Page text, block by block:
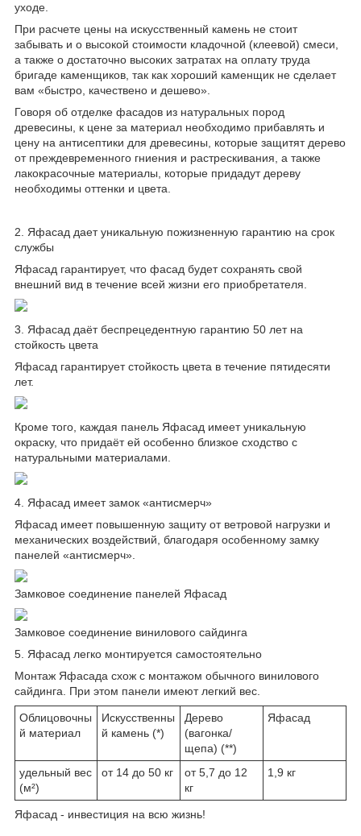
уходе.
При расчете цены на искусственный камень не стоит
забывать и о высокой стоимости кладочной (клеевой) смеси,
а также о достаточно высоких затратах на оплату труда
бригаде каменщиков, так как хороший каменщик не сделает
вам «быстро, качествено и дешево».
Говоря об отделке фасадов из натуральных пород
древесины, к цене за материал необходимо прибавлять и
цену на антисептики для древесины, которые защитят дерево
от преждевременного гниения и растрескивания, а также
лакокрасочные материалы, которые придадут дереву
необходимы оттенки и цвета.
2. Яфасад дает уникальную пожизненную гарантию на срок
службы
Яфасад гарантирует, что фасад будет сохранять свой
внешний вид в течение всей жизни его приобретателя.
3. Яфасад даёт беспрецедентную гарантию 50 лет на
стойкость цвета
Яфасад гарантирует стойкость цвета в течение пятидесяти
лет.
Кроме того, каждая панель Яфасад имеет уникальную
окраску, что придаёт ей особенно близкое сходство с
натуральными материалами.
4. Яфасад имеет замок «антисмерч»
Яфасад имеет повышенную защиту от ветровой нагрузки и
механических воздействий, благодаря особенному замку
панелей «антисмерч».
Замковое соединение панелей Яфасад
Замковое соединение винилового сайдинга
5. Яфасад легко монтируется самостоятельно
Монтаж Яфасада схож с монтажом обычного винилового
сайдинга. При этом панели имеют легкий вес.
Облицовочны
й материал
Искусственны
й камень (*)
Дерево
(вагонка/
щепа) (**)
Яфасад
удельный вес
(м²)
от 14 до 50 кг
от 5,7 до 12
кг
1,9 кг
Яфасад - инвестиция на всю жизнь!